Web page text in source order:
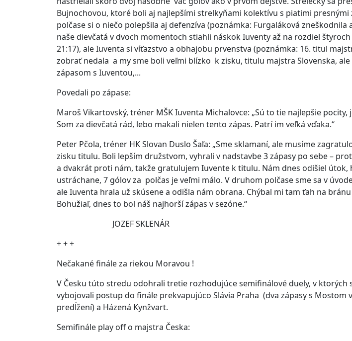
Bujnochovou, ktoré boli aj najlepšími strelkyňami kolektívu s piatimi presnými
polčase si o niečo polepšila aj defenzíva (poznámka: Furgaláková zneškodnila
naše dievčatá v dvoch momentoch stiahli náskok Iuventy až na rozdiel štyroch
21:17), ale Iuventa si víťazstvo a obhajobu prvenstva (poznámka: 16. titul
zobrať nedala a my sme boli veľmi blízko k zisku, titulu majstra Slovenska,
zápasom s Iuventou,...
Povedali po zápase:
Maroš Vikartovský, tréner MŠK Iuventa Michalovce: „Sú to tie najlepšie pocity,
Som za dievčatá rád, lebo makali nielen tento zápas. Patrí im veľká vďaka.“
Peter Pčola, tréner HK Slovan Duslo Šaľa: „Sme sklamaní, ale musíme
zisku titulu. Boli lepším družstvom, vyhrali v nadstavbe 3 zápasy po sebe –
a dvakrát proti nám, takže gratulujem Iuvente k titulu. Nám dnes odišiel útok,
ustráchane, 7 gólov za polčas je veľmi málo. V druhom polčase sme sa v
ale Iuventa hrala už skúsene a odišla nám obrana. Chýbal mi tam ťah na bránu
Bohužiaľ, dnes to bol náš najhorší zápas v sezóne.“
JOZEF SKLENÁR
+ + +
Nečakané finále za riekou Moravou !
V Česku túto stredu odohrali tretie rozhodujúce semifinálové duely, v ktorých
vybojovali postup do finále prekvapujúco Slávia Praha (dva zápasy s Mostom
predĺžení) a Házená Kynžvart.
Semifinále play off o majstra Česka: